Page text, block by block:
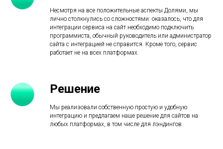
Несмотря на все положительные аспекты Долями, мы
лично столкнулись со сложностями: оказалось, что для
интеграции сервиса на сайт необходимо подключить
программиста, обычный руководитель или администратор
сайта с интеграцией не справится. Кроме того, сервис
работает не на всех платформах.
Решение
Мы реализовали собственную простую и удобную
интеграцию и предлагаем наше решение для сайтов на
любых платформах, в том числе для лэндингов.